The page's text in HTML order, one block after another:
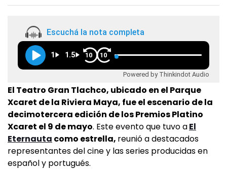
Escuchá la nota completa
1 1.5 10 10
Powered by Thinkindot Audio
El Teatro Gran Tlachco, ubicado en el Parque
Xcaret de la Riviera Maya, fue el escenario de la
decimotercera edición de los Premios Platino
Xcaret el 9 de mayo. Este evento que tuvo aEl
Eternauta como estrella, reunió a destacados
representantes del cine y las series producidas en
español y portugués.